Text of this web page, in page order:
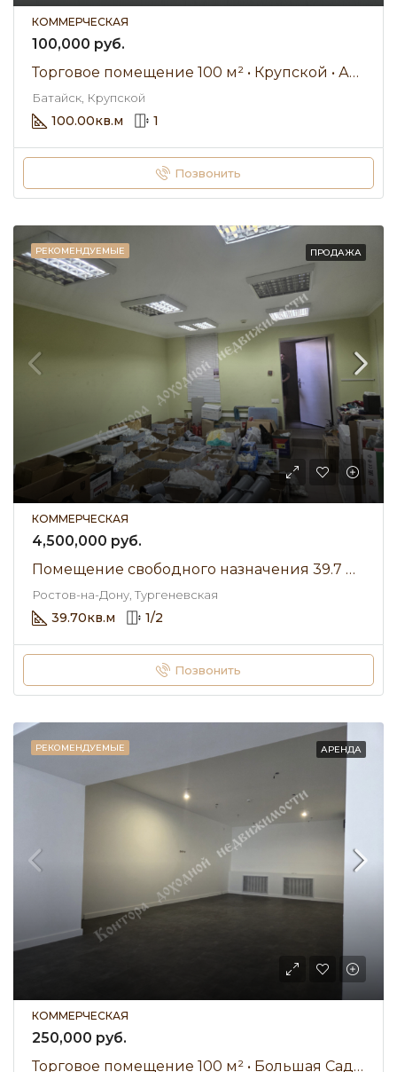
КОММЕРЧЕСКАЯ
100,000 руб.
Торговое помещение 100 м² • Крупской • Аренда 100 000 ₽/мес
Батайск, Крупской
100.00кв.м 1
Позвонить
РЕКОМЕНДУЕМЫЕ ПРОДАЖА
КОММЕРЧЕСКАЯ
4,500,000 руб.
Помещение свободного назначения 39.7 м² • Тургеневская • Продажа
Ростов-на-Дону, Тургеневская
39.70кв.м 1/2
Позвонить
РЕКОМЕНДУЕМЫЕ АРЕНДА
КОММЕРЧЕСКАЯ
250,000 руб.
Торговое помещение 100 м² • Большая Садовая • Аренда 250 000 ₽/мес